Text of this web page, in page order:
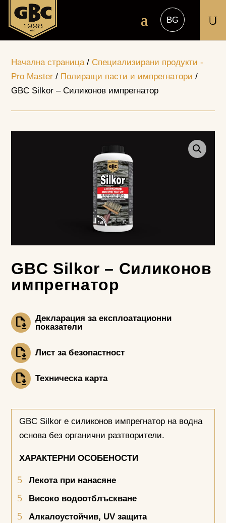
U
Начална страница/ Специализирани продукти -
Pro Master / Полиращи пасти и импрегнатори /
GBC Silkor – Силиконов импрегнатор
GBC Silkor – Силиконов
импрегнатор
Декларация за експлоатационни
показатели
Лист за безопастност
Техническа карта
GBC Silkor е силиконов импрегнатор на водна
основа без органични разтворители.
ХАРАКТЕРНИ ОСОБЕНОСТИ
Лекота при нанасяне
Високо водоотблъскване
Алкалоустойчив, UV защита